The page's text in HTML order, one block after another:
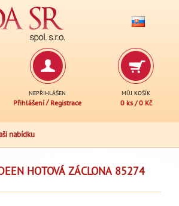
NEPŘIHLÁŠEN
Přihlášení/ Registrace
MŮJ KOŠÍK
0 ks/0 Kč
nabídku
HOTOVÁ ZÁCLONA 85274